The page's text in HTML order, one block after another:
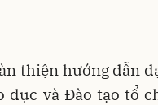
thiện hướng dẫn
dục và Đào tạo tổ